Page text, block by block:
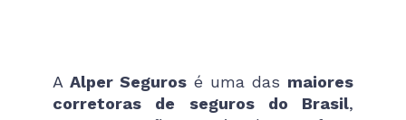
AAlper Seguros é uma das maiores
corretoras de seguros do Brasil,